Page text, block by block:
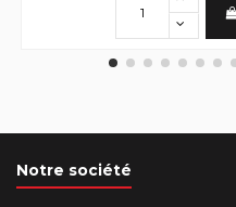
Notre société